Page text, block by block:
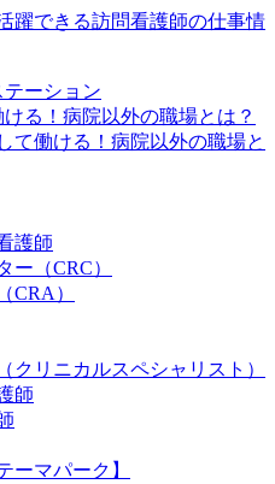
躍できる訪問看護師の仕事情
ーション
る！病院以外の職場とは？
て働ける！病院以外の職場と
護師
ー（CRC）
CRA）
クリニカルスペシャリスト）
師
ーマパーク】